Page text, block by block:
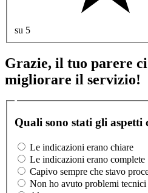
su 5
Grazie, il tuo parere
migliorare il servizio!
Quali sono stati gli aspetti
Le indicazioni erano chiare
Le indicazioni erano complete
Capivo sempre che stavo
Non ho avuto problemi tecnici